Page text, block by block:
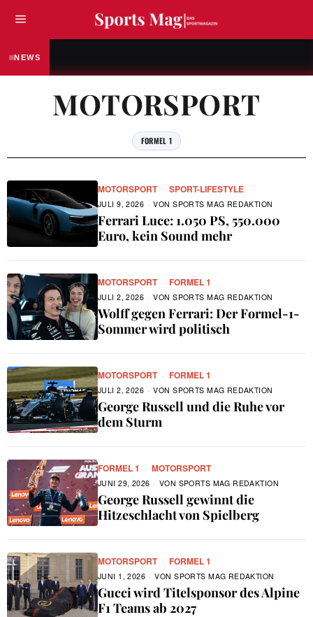
NEWS
MOTORSPORT
FORMEL 1
MOTORSPORT · SPORT-LIFESTYLE
Ferrari Luce: 1.050 PS, 550.000
Euro, kein Sound mehr
JULI 9, 2026 VONSPORTS MAG REDAKTION
MOTORSPORT · FORMEL 1
Wolff gegen Ferrari: Der Formel-1-
Sommer wird politisch
JULI 2, 2026 VONSPORTS MAG REDAKTION
MOTORSPORT · FORMEL 1
George Russell und die Ruhe vor
dem Sturm
JULI 2, 2026 VONSPORTS MAG REDAKTION
FORMEL 1 · MOTORSPORT
George Russell gewinnt die
Hitzeschlacht von Spielberg
JUNI 29, 2026 VON SPORTS MAG REDAKTION
MOTORSPORT · FORMEL 1
Gucci wird Titelsponsor des Alpine
F1 Teams ab 2027
JUNI 1, 2026 VONSPORTS MAG REDAKTION